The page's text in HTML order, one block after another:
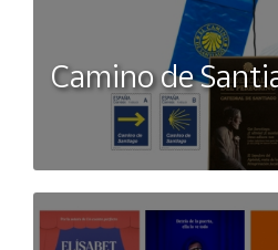
Camino de